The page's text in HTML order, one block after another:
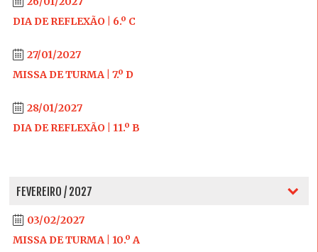
DIA DE REFLEXÃO | 6.º C
27/01/2027
MISSA DE TURMA | 7.º D
28/01/2027
DIA DE REFLEXÃO | 11.º B
FEVEREIRO / 2027
03/02/2027
MISSA DE TURMA | 10.º A